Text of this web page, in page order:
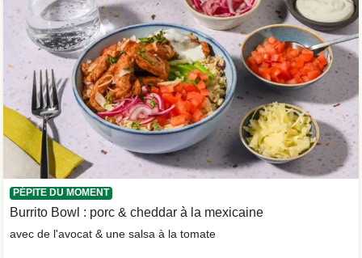
PÉPITE DU MOMENT
Burrito Bowl : porc & cheddar à la mexicaine
avec de l'avocat & une salsa à la tomate